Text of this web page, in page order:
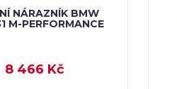
NÁRAZNÍK BMW
M-PERFORMANCE
8 466 Kč